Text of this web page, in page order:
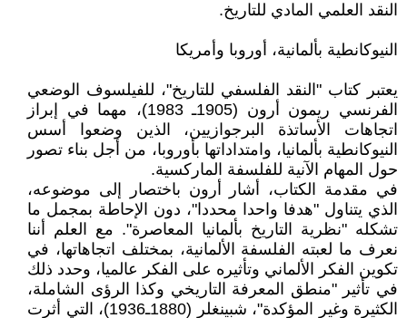
النقد العلمي المادي للتاريخ.
النيوكانطية بألمانية، أوروبا وأمريكا
يعتبر كتاب "النقد الفلسفي للتاريخ"، للفيلسوف الوضعي
الفرنسي ريمون أرون (1905ـ 1983)، مهما في إبراز
اتجاهات الأساتذة البرجوازيين، الذين وضعوا أسس
النيوكانطية بألمانيا، وامتداداتها بأوروبا، من أجل بناء تصور
حول المهام الآنية للفلسفة الماركسية.
في مقدمة الكتاب، أشار أرون باختصار إلى موضوعه،
الذي يتناول "هدفا واحدا محددا"، دون الإحاطة بمجمل ما
تشكله "نظرية التاريخ بألمانيا المعاصرة". مع العلم أننا
نعرف ما لعبته الفلسفة الألمانية، بمختلف اتجاهاتها، في
تكوين الفكر الألماني وتأثيره على الفكر عالميا، وحدد ذلك
في تأثير "منطق المعرفة التاريخي وكذا الرؤى الشاملة،
الكثيرة وغير المؤكدة"، شبينغلر (1880ـ1936)، التي أثرت